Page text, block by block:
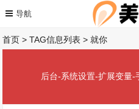
首页 > TAG信息列表 > 就你
后台-系统设置-扩展变量